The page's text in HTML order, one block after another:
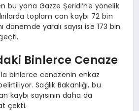
bu yana Gazze Şeridi’ne yönelik
toplam can kaybı 72 bin
dönemde yaralı sayısı ise 173 bin
Binlerce Cenaze
binlerce cenazenin enkaz
Sağlık Bakanlığı, bu
sayısının daha da
çekti.